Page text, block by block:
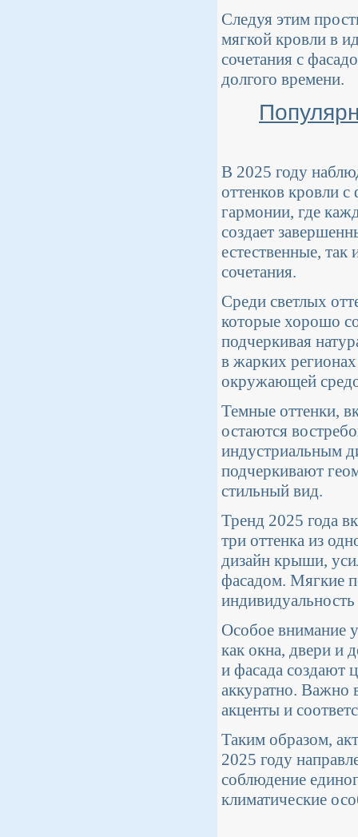
Следуя этим
мягкой кровли в
сочетания с
долгого времени.
В 2025 году
оттенков кровли
гармонии, где
создает
естественные,
сочетания.
Среди светлых
которые хорошо
подчеркивая
в жарких
окружающей
Темные оттенки,
остаются
индустриальным
подчеркивают
стильный вид.
Тренд 2025 года
три оттенка из
дизайн крыши,
фасадом. Мягкие
Особое внимание
как окна, двери и
и фасада создают
аккуратно. Важно
акценты и
Таким образом,
2025 году
соблюдение
климатические